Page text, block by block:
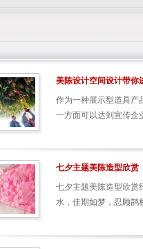
美陈设计空间设计带你
作为一种展示型道具产
一方面可以达到宣传企
七夕主题美陈造型欣赏
七夕主题美陈造型欣赏
水，佳期如梦，忍顾鹊